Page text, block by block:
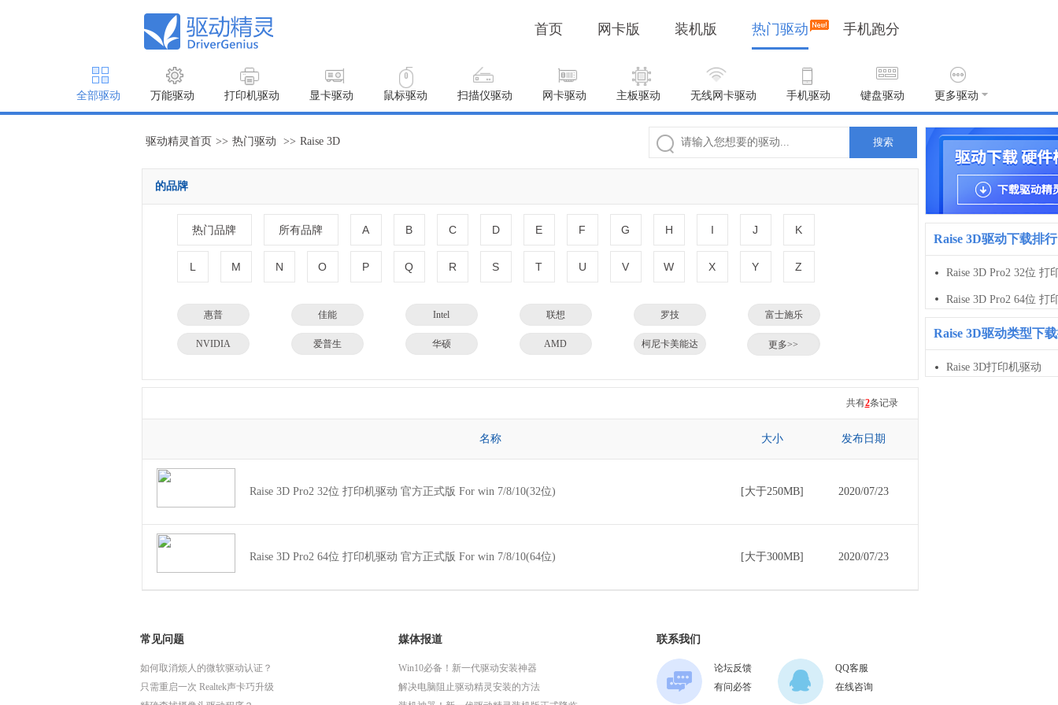
首页 网卡版 装机版 热门驱动 手机跑分
全部驱动 万能驱动 打印机驱动 显卡驱动 鼠标驱动 扫描仪驱动 网卡驱动 主板驱动 无线网卡驱动 手机驱动 键盘驱动 更多驱动
驱动精灵首页 >> 热门驱动 >> Raise 3D 搜索
的品牌
热门品牌 所有品牌 A B C D E F G H I J K
L M N O P Q R S T U V W X Y Z
惠普 佳能 Intel 联想 罗技 富士施乐
NVIDIA 爱普生 华硕 AMD 柯尼卡美能达 小米
更多>>
共有2条记录
名称 大小 发布日期
Raise 3D Pro2 32位 打印机驱动 官方正式版 For win 7/8/10(32位) [大于250MB] 2020/07/23
Raise 3D Pro2 64位 打印机驱动 官方正式版 For win 7/8/10(64位) [大于300MB] 2020/07/23
Raise 3D驱动下载排行
Raise 3D Pro2 32位 打
Raise 3D Pro2 64位 打
Raise 3D驱动类型下
Raise 3D打印机驱动
常见问题
如何取消烦人的微软驱动认证？
只需重启一次 Realtek声卡巧升级
媒体报道
Win10必备！新一代驱动安装神器
解决电脑阻止驱动精灵安装的方法
联系我们
论坛反馈
有问必答
QQ客服
在线咨询